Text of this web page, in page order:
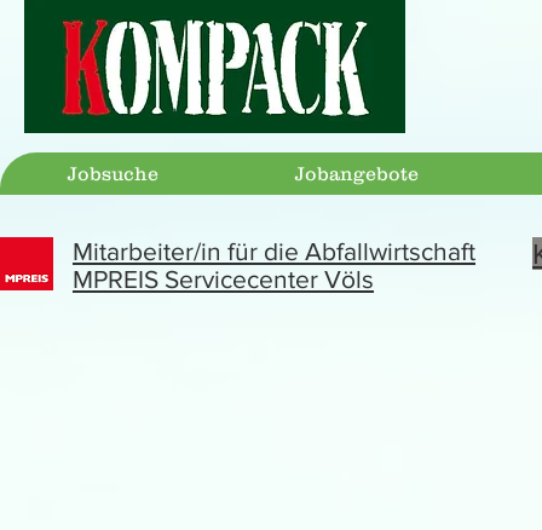
Jobsuche Jobangebote
Mitarbeiter/in für die Abfallwirtschaft
MPREIS Servicecenter Völs